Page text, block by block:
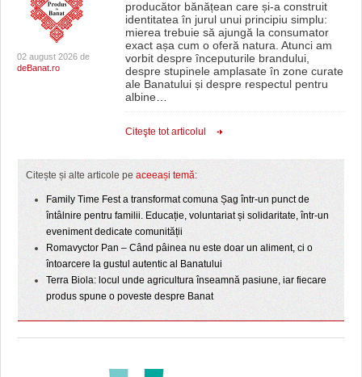
02 august 2026 de
deBanat.ro
producător bănățean care și-a construit
identitatea în jurul unui principiu simplu:
mierea trebuie să ajungă la consumator
exact așa cum o oferă natura. Atunci am
vorbit despre începuturile brandului,
despre stupinele amplasate în zone curate
ale Banatului și despre respectul pentru
albine…
Citeşte tot articolul
Citește și alte articole pe aceeași temă:
Family Time Fest a transformat comuna Șag într-un punct de
întâlnire pentru familii. Educație, voluntariat și solidaritate, într-un
eveniment dedicate comunității
Romavyctor Pan – Când pâinea nu este doar un aliment, ci o
întoarcere la gustul autentic al Banatului
Terra Biola: locul unde agricultura înseamnă pasiune, iar fiecare
produs spune o poveste despre Banat